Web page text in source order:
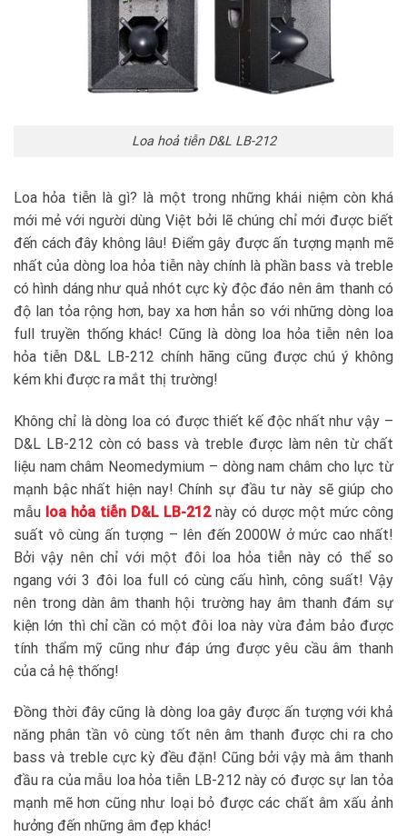
Loa hoả tiễn D&L LB-212
Loa hỏa tiễn là gì? là một trong những khái niệm còn khá
mới mẻ với người dùng Việt bởi lẽ chúng chỉ mới được biết
đến cách đây không lâu! Điểm gây được ấn tượng mạnh mẽ
nhất của dòng loa hỏa tiễn này chính là phần bass và treble
có hình dáng như quả nhót cực kỳ độc đáo nên âm thanh có
độ lan tỏa rộng hơn, bay xa hơn hẳn so với những dòng loa
full truyền thống khác! Cũng là dòng loa hỏa tiễn nên loa
hỏa tiễn D&L LB-212 chính hãng cũng được chú ý không
kém khi được ra mắt thị trường!
Không chỉ là dòng loa có được thiết kế độc nhất như vậy –
D&L LB-212 còn có bass và treble được làm nên từ chất
liệu nam châm Neomedymium – dòng nam châm cho lực từ
mạnh bậc nhất hiện nay! Chính sự đầu tư này sẽ giúp cho
mẫu loa hỏa tiễn D&L LB-212này có dược một mức công
suất vô cùng ấn tượng – lên đến 2000W ở mức cao nhất!
Bởi vậy nên chỉ với một đôi loa hỏa tiễn này có thể so
ngang với 3 đôi loa full có cùng cấu hình, công suất! Vậy
nên trong dàn âm thanh hội trường hay âm thanh đám sự
kiện lớn thì chỉ cần có một đôi loa này vừa đảm bảo được
tính thẩm mỹ cũng như đáp ứng được yêu cầu âm thanh
của cả hệ thống!
Đồng thời đây cũng là dòng loa gây được ấn tượng với khả
năng phân tần vô cùng tốt nên âm thanh được chi ra cho
bass và treble cực kỳ đều đặn! Cũng bởi vậy mà âm thanh
đầu ra của mẫu loa hỏa tiễn LB-212 này có được sự lan tỏa
mạnh mẽ hơn cũng như loại bỏ được các chất âm xấu ảnh
hưởng đến những âm đẹp khác!